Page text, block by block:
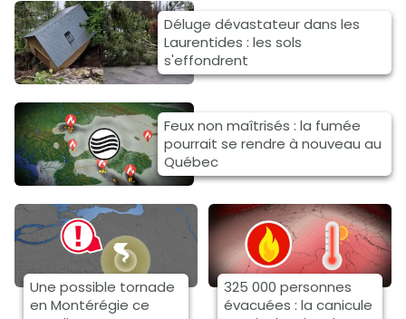
Déluge dévastateur dans les
Laurentides : les sols
s'effondrent
Feux non maîtrisés : la fumée
pourrait se rendre à nouveau au
Québec
Une possible tornade
en Montérégie ce
325 000 personnes
évacuées : la canicule